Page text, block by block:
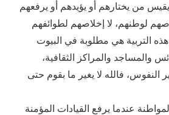
من يختارهم أو يؤيدهم أو يرفعهم
لوطنهم، لا إخلاصهم لطوائفهم
التربية هي مطلوبة في البيوت
والمساجد والمراكز الثقافية،
النفوس، فالله لا يغير ما بقوم حتى
عندما يرفع القيادات المؤمنة